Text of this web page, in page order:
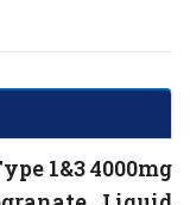
1&3 4000mg